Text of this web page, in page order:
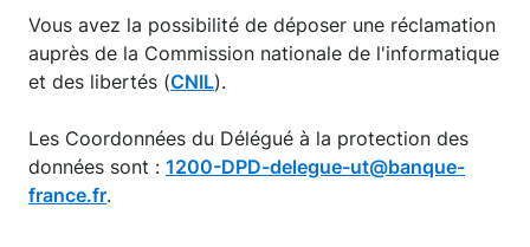
Vous avez la possibilité de déposer une réclamation
auprès de la Commission nationale de l'informatique
et des libertés (CNIL).
Les Coordonnées du Délégué à la protection des
données sont : 1200-DPD-delegue-ut@banque-
france.fr.